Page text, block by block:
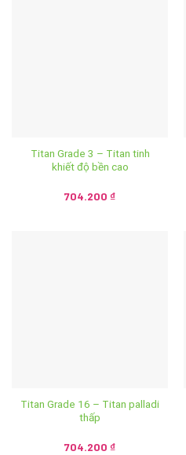
Titan Grade 3 – Titan tinh
khiết độ bền cao
704.200 ₫
Titan Grade 16 – Titan palladi
thấp
704.200 ₫